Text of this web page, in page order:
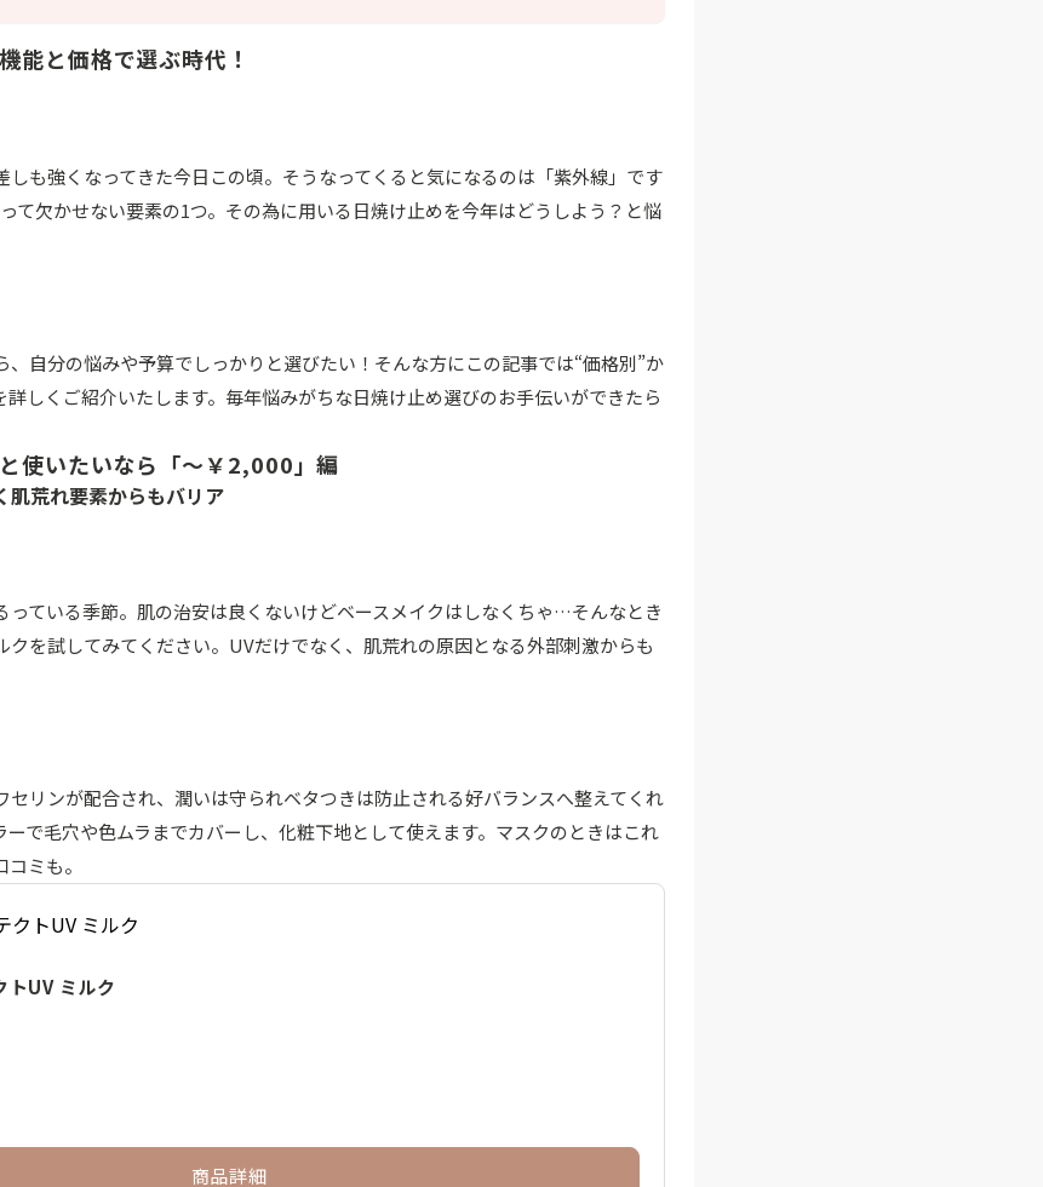
能と価格で選ぶ時代！
しも強くなってきた今日この頃。そうなってくると気になるのは「紫外線」です
て欠かせない要素の1つ。その為に用いる日焼け止めを今年はどうしよう？と悩
、自分の悩みや予算でしっかりと選びたい！そんな方にこの記事では“価格別”か
詳しくご紹介いたします。毎年悩みがちな日焼け止め選びのお手伝いができたら
使いたいなら「～￥2,000」編
荒れ要素からもバリア
っている季節。肌の治安は良くないけどベースメイクはしなくちゃ…そんなとき
クを試してみてください。UVだけでなく、肌荒れの原因となる外部刺激からも
セリンが配合され、潤いは守られベタつきは防止される好バランスへ整えてくれ
ーで毛穴や色ムラまでカバーし、化粧下地として使えます。マスクのときはこれ
ミも。
トUV ミルク
商品詳細